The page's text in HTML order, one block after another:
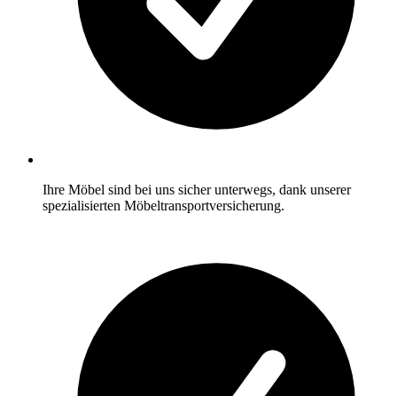
Ihre Möbel sind bei uns sicher unterwegs, dank unserer
spezialisierten Möbeltransportversicherung.